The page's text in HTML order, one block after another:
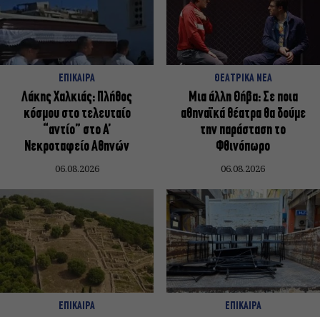
ΕΠΙΚΑΙΡΑ
Λάκης Χαλκιάς: Πλήθος
κόσμου στο τελευταίο
“αντίο” στο Α’
Νεκροταφείο Αθηνών
06.08.2026
ΘΕΑΤΡΙΚΑ ΝΕΑ
Μια άλλη Θήβα: Σε ποια
αθηναϊκά θέατρα θα δούμε
την παράσταση το
Φθινόπωρο
06.08.2026
ΕΠΙΚΑΙΡΑ ΕΠΙΚΑΙΡΑ